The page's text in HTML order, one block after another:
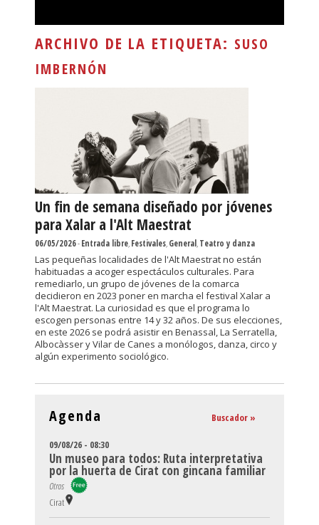
ARCHIVO DE LA ETIQUETA: SUSO
IMBERNÓN
Un fin de semana diseñado por jóvenes
para Xalar a l'Alt Maestrat
06/05/2026-Entrada libre,Festivales,General,Teatro y danza
Las pequeñas localidades de l'Alt Maestrat no están
habituadas a acoger espectáculos culturales. Para
remediarlo, un grupo de jóvenes de la comarca
decidieron en 2023 poner en marcha el festival Xalar a
l'Alt Maestrat. La curiosidad es que el programa lo
escogen personas entre 14 y 32 años. De sus elecciones,
en este 2026 se podrá asistir en Benassal, La Serratella,
Albocàsser y Vilar de Canes a monólogos, danza, circo y
algún experimento sociológico.
Agenda Buscador »
09/08/26 - 08:30
Un museo para todos: Ruta interpretativa
por la huerta de Cirat con gincana familiar
Otros
Cirat